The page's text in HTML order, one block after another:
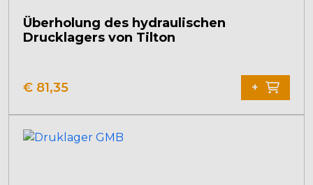
Überholung des hydraulischen
Drucklagers von Tilton
€ 81,35 +